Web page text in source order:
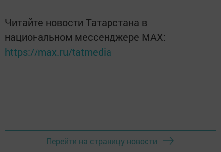
Читайте новости Татарстана в
национальном мессенджере MАХ:
https://max.ru/tatmedia
Перейти на страницу новости